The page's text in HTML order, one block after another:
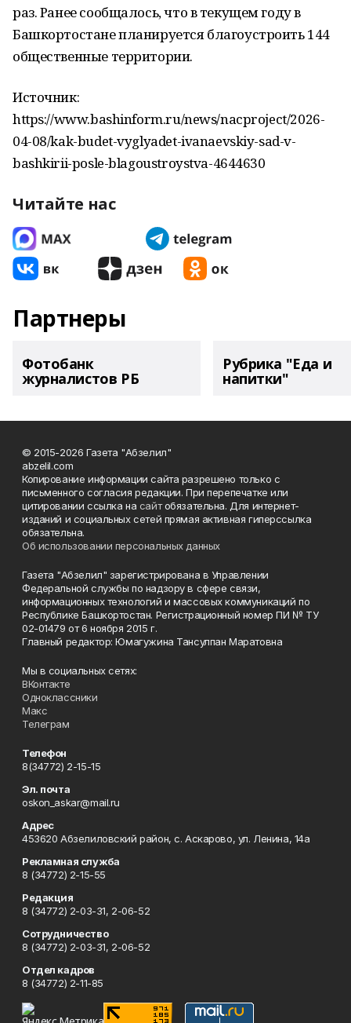
раз. Ранее сообщалось, что в текущем году в
Башкортостане планируется благоустроить 144
общественные территории.
Источник:
https://www.bashinform.ru/news/nacproject/2026-
04-08/kak-budet-vyglyadet-ivanaevskiy-sad-v-
bashkirii-posle-blagoustroystva-4644630
Читайте нас
Партнеры
Фотобанк
журналистов РБ
Рубрика "Еда и
напитки"
© 2015-2026 Газета "Абзелил"
abzelil.com
Копирование информации сайта разрешено только с
письменного согласия редакции. При перепечатке или
цитировании ссылка на сайтобязательна. Для интернет-
изданий и социальных сетей прямая активная гиперссылка
обязательна.
Об использовании персональных данных
Газета "Абзелил" зарегистрирована в Управлении
Федеральной службы по надзору в сфере связи,
информационных технологий и массовых коммуникаций по
Республике Башкортостан. Регистрационный номер ПИ № ТУ
02-01479 от 6 ноября 2015 г.
Главный редактор: Юмагужина Тансулпан Маратовна
Мы в социальных сетях:
ВКонтакте
Одноклассники
Макс
Телеграм
Телефон
8(34772) 2-15-15
Эл. почта
oskon_askar@mail.ru
Адрес
453620 Абзелиловский район, с. Аскарово, ул. Ленина, 14а
Рекламная служба
8 (34772) 2-15-55
Редакция
8 (34772) 2-03-31, 2-06-52
Сотрудничество
8 (34772) 2-03-31, 2-06-52
Отдел кадров
8 (34772) 2-11-85